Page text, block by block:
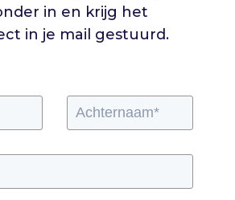
in en krijg het
in je mail gestuurd.